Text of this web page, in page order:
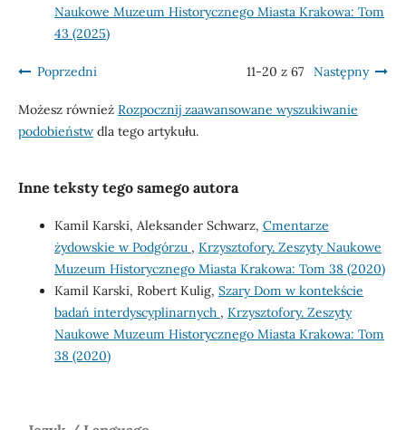
Naukowe Muzeum Historycznego Miasta Krakowa: Tom
43 (2025)
Poprzedni 11-20 z 67 Następny
Możesz również Rozpocznij zaawansowane wyszukiwanie
podobieństwdla tego artykułu.
Inne teksty tego samego autora
Kamil Karski, Aleksander Schwarz, Cmentarze
żydowskie w Podgórzu , Krzysztofory. Zeszyty Naukowe
Muzeum Historycznego Miasta Krakowa: Tom 38 (2020)
Kamil Karski, Robert Kulig, Szary Dom w kontekście
badań interdyscyplinarnych , Krzysztofory. Zeszyty
Naukowe Muzeum Historycznego Miasta Krakowa: Tom
38 (2020)